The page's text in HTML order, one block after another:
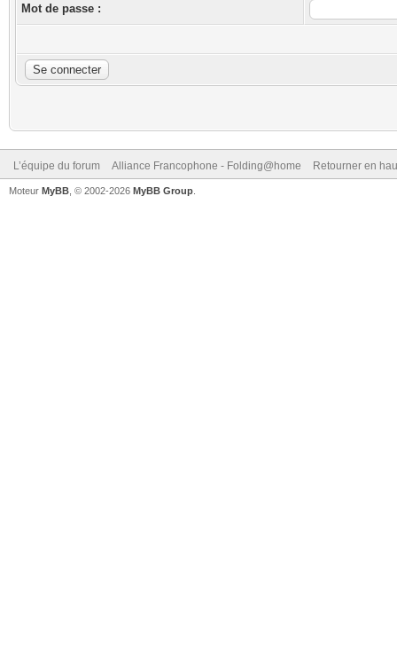
Mot de passe :
L’équipe du forum Alliance Francophone - Folding@home Retourner en
Moteur MyBB , © 2002-2026 MyBB Group